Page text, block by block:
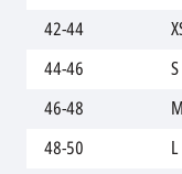
42-44
44-46
S
46-48
M
48-50
L